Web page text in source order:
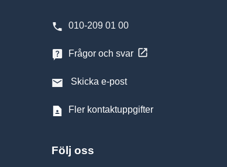
010-209 01 00
Frågor och svar
Skicka e-post
Fler kontaktuppgifter
Följ oss